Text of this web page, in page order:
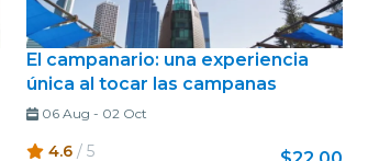
El campanario: una experiencia
única al tocar las campanas
06 Aug - 02 Oct
4.6 / 5